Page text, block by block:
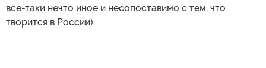
все-таки нечто иное и несопоставимо с тем, что
творится в России).